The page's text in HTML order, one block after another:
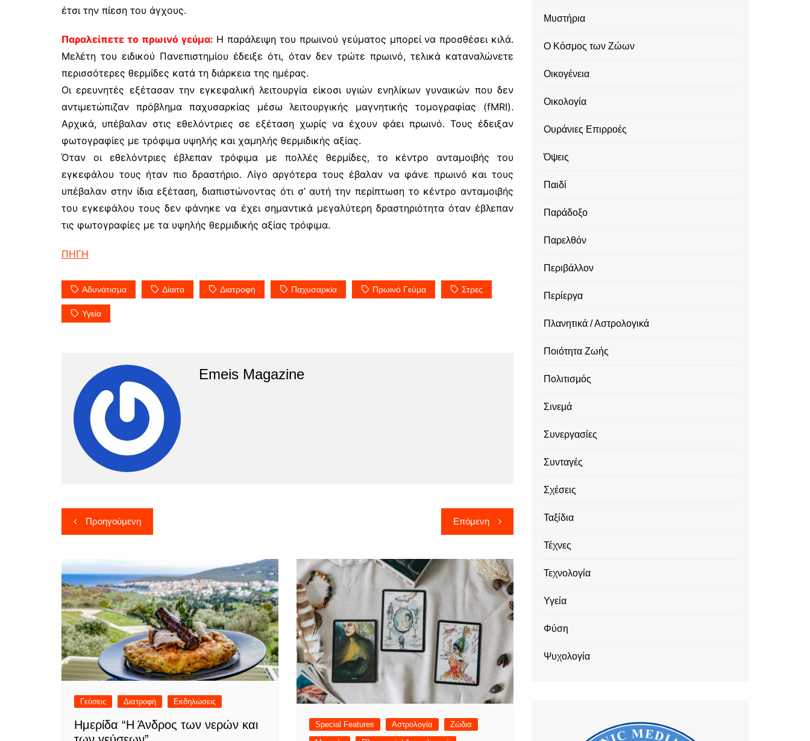
έτσι την πίεση του άγχους.
Παραλείπετε το πρωινό γεύμα: Η παράλειψη του πρωινού γεύματος μπορεί να προσθέσει κιλά.
Μελέτη του ειδικού Πανεπιστημίου έδειξε ότι, όταν δεν τρώτε πρωινό, τελικά καταναλώνετε
περισσότερες θερμίδες κατά τη διάρκεια της ημέρας.
Οι ερευνητές εξέτασαν την εγκεφαλική λειτουργία είκοσι υγιών ενηλίκων γυναικών που δεν
αντιμετώπιζαν πρόβλημα παχυσαρκίας μέσω λειτουργικής μαγνητικής τομογραφίας (fMRI).
Αρχικά, υπέβαλαν στις εθελόντριες σε εξέταση χωρίς να έχουν φάει πρωινό. Τους έδειξαν
φωτογραφίες με τρόφιμα υψηλής και χαμηλής θερμιδικής αξίας.
Όταν οι εθελόντριες έβλεπαν τρόφιμα με πολλές θερμίδες, το κέντρο ανταμοιβής του
εγκεφάλου τους ήταν πιο δραστήριο. Λίγο αργότερα τους έβαλαν να φάνε πρωινό και τους
υπέβαλαν στην ίδια εξέταση, διαπιστώνοντας ότι σ’ αυτή την περίπτωση το κέντρο ανταμοιβής
του εγκεφάλου τους δεν φάνηκε να έχει σημαντικά μεγαλύτερη δραστηριότητα όταν έβλεπαν
τις φωτογραφίες με τα υψηλής θερμιδικής αξίας τρόφιμα.
ΠΗΓΗ
Αδυνάτισμα Δίαιτα Διατροφή Παχυσαρκία Πρωινό Γεύμα Στρες
Υγεία
Emeis Magazine
Πλοήγηση
άρθρων
Προηγούμενη Επόμενη
Γεύσεις Διατροφή Εκδηλώσεις
Ημερίδα “Η Άνδρος των νερών και
Special Features Αστρολογία
Ζώδια
Μυστήρια
Ο Κόσμος των Ζώων
Οικογένεια
Οικολογία
Ουράνιες Επιρροές
Όψεις
Παιδί
Παράδοξο
Παρελθόν
Περιβάλλον
Περίεργα
Πλανητικά / Αστρολογικά
Ποιότητα Ζωής
Πολιτισμός
Σινεμά
Συνεργασίες
Συνταγές
Σχέσεις
Ταξίδια
Τέχνες
Τεχνολογία
Υγεία
Φύση
Ψυχολογία